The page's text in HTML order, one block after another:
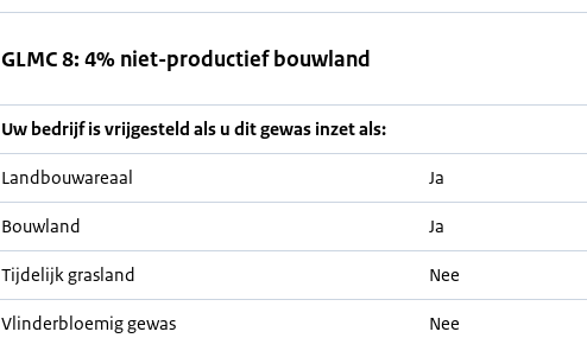
GLMC 8: 4% niet-productief bouwland
Uw bedrijf is vrijgesteld als u dit gewas inzet als:
Landbouwareaal Ja
Bouwland Ja
Tijdelijk grasland Nee
Vlinderbloemig gewas Nee